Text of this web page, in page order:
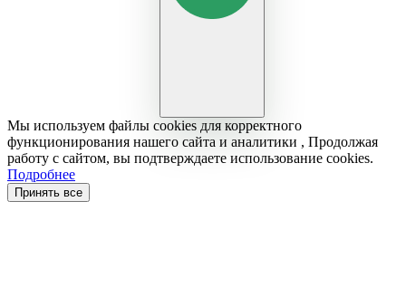
Мы используем файлы cookies для корректного
функционирования нашего сайта и аналитики , Продолжая
работу с сайтом, вы подтверждаете использование cookies.
Подробнее
Принять все